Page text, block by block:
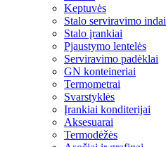
Keptuvės
Stalo serviravimo indai
Stalo įrankiai
Pjaustymo lentelės
Serviravimo padėklai
GN konteineriai
Termometrai
Svarstyklės
Įrankiai konditerijai
Aksesuarai
Termodėžės